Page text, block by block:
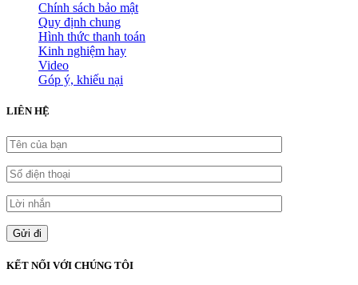
Chính sách bảo mật
Quy định chung
Hình thức thanh toán
Kinh nghiệm hay
Video
Góp ý, khiếu nại
LIÊN HỆ
KẾT NỐI VỚI CHÚNG TÔI